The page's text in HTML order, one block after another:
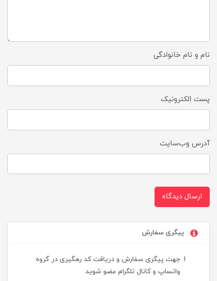
نام و نام خانوادگی
پست الکترونیک
آدرس وب‌سایت
ارسال دیدگاه
پیگری سفارش
جهت پیگری سفارش و دریافت کد رهگیری در گروه
واتساپ و کانال تلگرام عضو شوید